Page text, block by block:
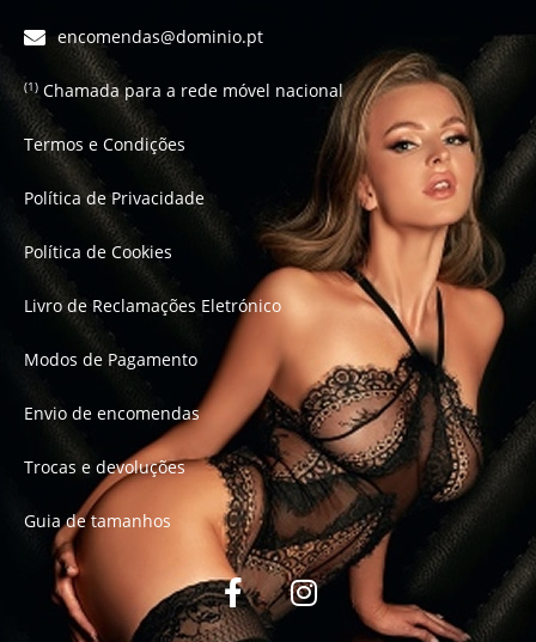
encomendas@dominio.pt
(1)Chamada para a rede móvel nacional
Termos e Condições
Política de Privacidade
Política de Cookies
Livro de Reclamações Eletrónico
Modos de Pagamento
Envio de encomendas
Trocas e devoluções
Guia de tamanhos